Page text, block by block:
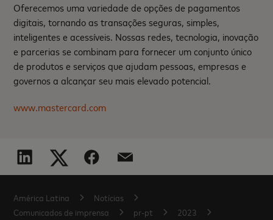
Oferecemos uma variedade de opções de pagamentos
digitais, tornando as transações seguras, simples,
inteligentes e acessíveis. Nossas redes, tecnologia, inovação
e parcerias se combinam para fornecer um conjunto único
de produtos e serviços que ajudam pessoas, empresas e
governos a alcançar seu mais elevado potencial.
www.mastercard.com
América Latina
Notícias
Comunicados de imprensa
pr-pt
2023